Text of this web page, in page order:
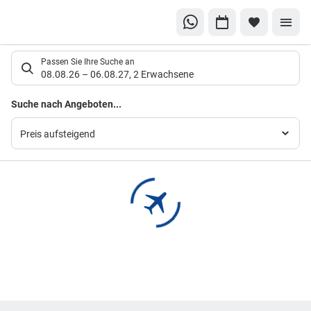
Suchlistenseite
Passen Sie Ihre Suche an
08.08.26 – 06.08.27, 2 Erwachsene
Suche nach Angeboten...
Preis aufsteigend